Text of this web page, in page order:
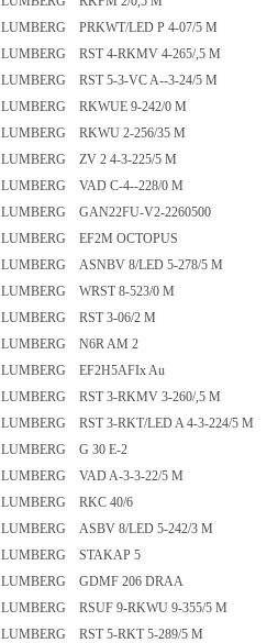
LUMBERG PRKWT/LED P 4-07/5 M
LUMBERG RST 4-RKMV 4-265/,5 M
LUMBERG RST 5-3-VC A--3-24/5 M
LUMBERG RKWUE 9-242/0 M
LUMBERG RKWU 2-256/35 M
LUMBERG ZV 2 4-3-225/5 M
LUMBERG VAD C-4--228/0 M
LUMBERG GAN22FU-V2-2260500
LUMBERG EF2M OCTOPUS
LUMBERG ASNBV 8/LED 5-278/5 M
LUMBERG WRST 8-523/0 M
LUMBERG RST 3-06/2 M
LUMBERG N6R AM 2
LUMBERG EF2H5AFIx Au
LUMBERG RST 3-RKMV 3-260/,5 M
LUMBERG RST 3-RKT/LED A 4-3-224/5 M
LUMBERG G 30 E-2
LUMBERG VAD A-3-3-22/5 M
LUMBERG RKC 40/6
LUMBERG ASBV 8/LED 5-242/3 M
LUMBERG STAKAP 5
LUMBERG GDMF 206 DRAA
LUMBERG RSUF 9-RKWU 9-355/5 M
LUMBERG RST 5-RKT 5-289/5 M